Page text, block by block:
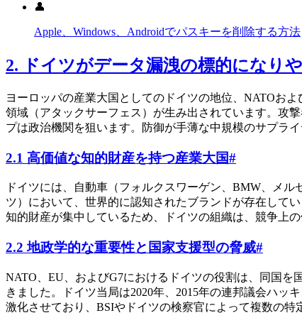
👤
Apple、Windows、Androidでパスキーを削除する方法
2. ドイツがデータ漏洩の標的になり
ヨーロッパの産業大国としてのドイツの地位、NATOお
領域（アタックサーフェス）が生み出されています。攻
プは政治機関を狙います。防御が手薄な中規模のサプラ
2.1 高価値な知的財産を持つ産業大国#
ドイツには、自動車（フォルクスワーゲン、BMW、メ
ツ）において、世界的に認知されたブランドが存在して
知的財産が集中しているため、ドイツの組織は、競争上
2.2 地政学的な重要性と国家支援型の脅威#
NATO、EU、およびG7におけるドイツの役割は、同国を
きました。ドイツ当局は2020年、2015年の連邦議会ハッ
激化させており、BSIやドイツの検察官によって複数の特